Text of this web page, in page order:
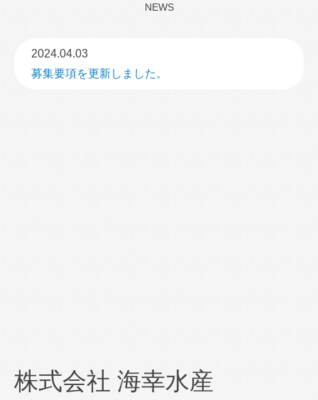
NEWS
2024.04.03
募集要項を更新しました。
株式会社 海幸水産